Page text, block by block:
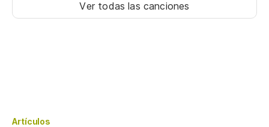
Ver todas las canciones
Artículos